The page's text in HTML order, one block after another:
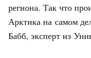
региона. Так что
Арктика на самом
Бабб, эксперт из